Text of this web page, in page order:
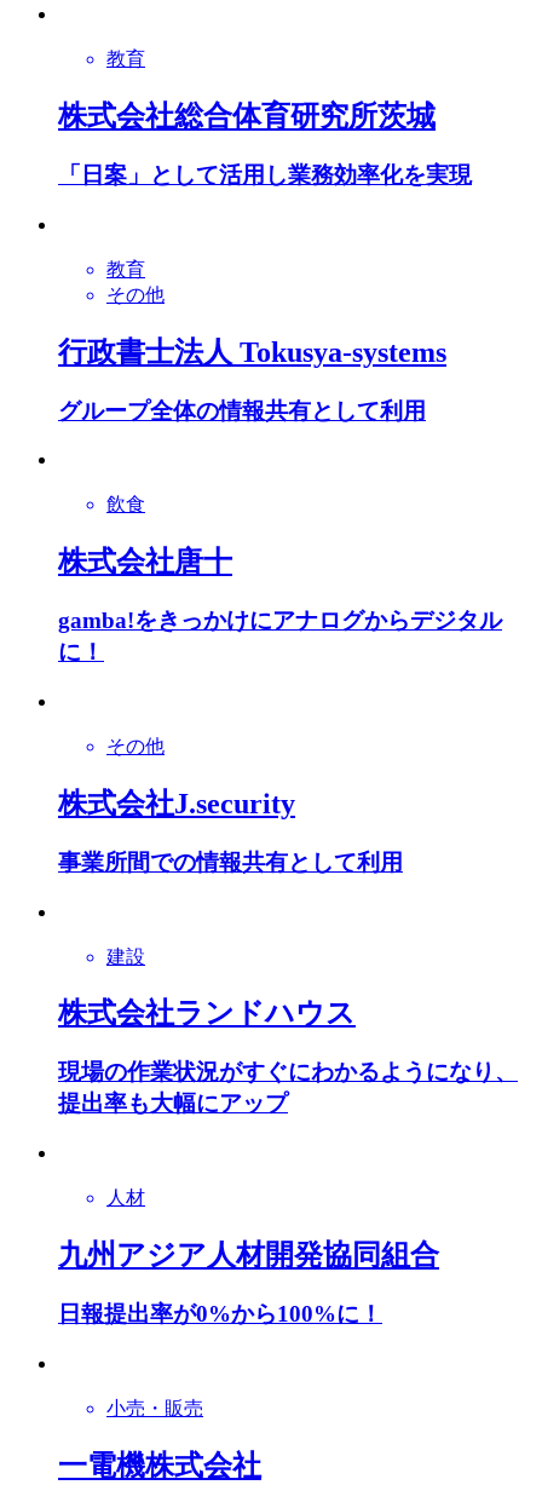
教育
株式会社総合体育研究所茨城
「日案」として活用し業務効率化を実現
教育
その他
行政書士法人 Tokusya-systems
グループ全体の情報共有として利用
飲食
株式会社唐十
gamba!をきっかけにアナログからデジタル
に！
その他
株式会社J.security
事業所間での情報共有として利用
建設
株式会社ランドハウス
現場の作業状況がすぐにわかるようになり、
提出率も大幅にアップ
人材
九州アジア人材開発協同組合
日報提出率が0%から100%に！
小売・販売
一電機株式会社